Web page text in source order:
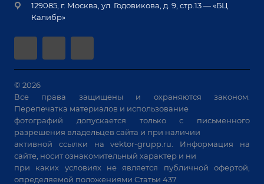
Позиционеры и вращатели
Машины контактной сварки
Универсальные зажимы
Системы аспирации
Станки лазерной резки
Решения для учебных заведений
Гарантия
автоматизации
129085, г. Москва, ул. Годовикова, д. 9, стр.13 — «БЦ
Калибр»
© 2026
Все права защищены и охраняются законом.
Перепечатка материалов и использование
фотографий допускается только с письменного
разрешения владельцев сайта и при наличии
активной ссылки наvektor-grupp.ru . Информация на
сайте, носит ознакомительный характер и ни
при каких условиях не является публичной офертой,
определяемой положениями Статьи 437